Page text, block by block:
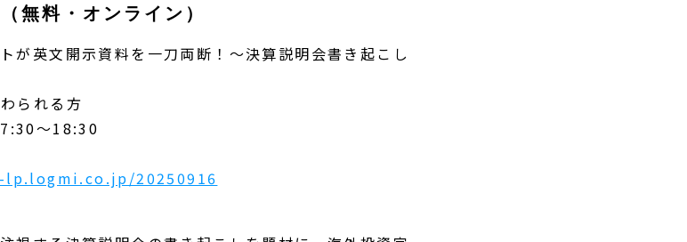
無料・オンライン）
が英文開示資料を一刀両断！～決算説明会書き起こし
られる方
〜18:30
20250916